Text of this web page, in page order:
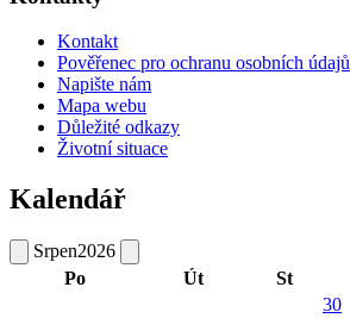
Kontakt
Pověřenec pro ochranu osobních údajů
Napište nám
Mapa webu
Důležité odkazy
Životní situace
Kalendář
Srpen2026
Po
Út St
30